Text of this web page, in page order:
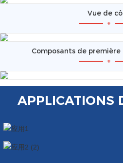
Vue de
————— +
Composants de
————— +
APPLICATIONS